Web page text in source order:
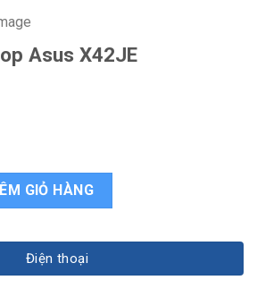
Asus X42JE
X42JE quantity
GIỎ HÀNG
Điện thoại